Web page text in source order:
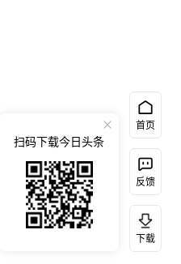
首页
反馈
下载
扫码下载今日头条